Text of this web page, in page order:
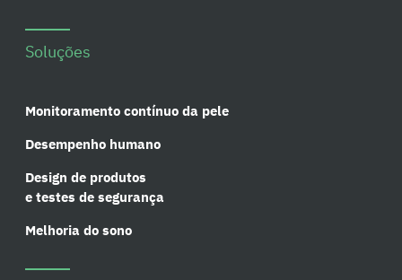
Soluções
Monitoramento contínuo da pele
Desempenho humano
Design de produtos
e testes de segurança
Melhoria do sono